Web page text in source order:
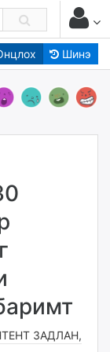
Шинэ
ЗАДЛАН,